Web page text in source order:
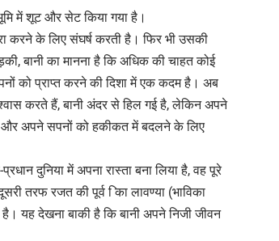
में शूट और सेट किया गया है।
करने के लिए संघर्ष करती है। फिर भी उसकी
बानी का मानना ​​है कि अधिक की चाहत कोई
को प्राप्त करने की दिशा में एक कदम है। अब
करते हैं, बानी अंदर से हिल गई है, लेकिन अपने
और अपने सपनों को हकीकत में बदलने के लिए
दुनिया में अपना रास्ता बना लिया है, वह पूरे
तरफ रजत की पूर्व िका लावण्या (भाविका
यह देखना बाकी है कि बानी अपने निजी जीवन